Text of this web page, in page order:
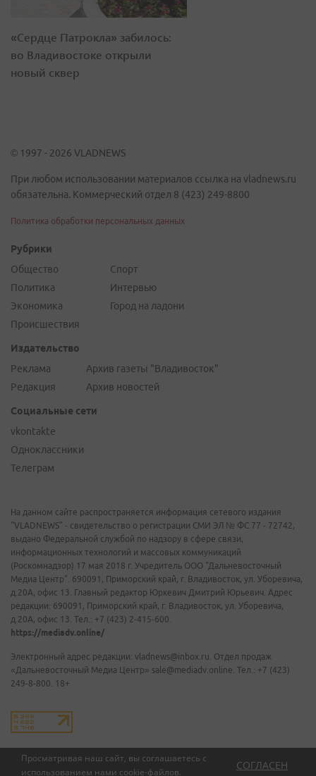
Просматривая наш сайт, вы соглашаетесь с
использованием нами cookie-файлов.
СОГЛАСЕН
«Сердце Патрокла» забилось:
во Владивостоке открыли
новый сквер
© 1997 - 2026 VLADNEWS
При любом использовании материалов ссылка на vladnews.ru
обязательна. Коммерческий отдел 8 (423) 249-8800
Политика обработки персональных данных
Рубрики
Общество
Политика
Экономика
Происшествия
Спорт
Интервью
Город на ладони
Издательство
Реклама
Редакция
Архив газеты "Владивосток"
Архив новостей
Социальные сети
vkontakte
Одноклассники
Телеграм
На данном сайте распространяется информация сетевого издания
"VLADNEWS" - свидетельство о регистрации СМИ ЭЛ № ФС 77 - 72742,
выдано Федеральной службой по надзору в сфере связи,
информационных технологий и массовых коммуникаций
(Роскомнадзор) 17 мая 2018 г. Учредитель ООО "Дальневосточный
Медиа Центр". 690091, Приморский край, г. Владивосток, ул. Уборевича,
д.20А, офис 13. Главный редактор Юркевич Дмитрий Юрьевич. Адрес
редакции: 690091, Приморский край, г. Владивосток, ул. Уборевича,
д.20А, офис 13. Тел.: +7 (423) 2-415-600.
https://mediadv.online/
Электронный адрес редакции: vladnews@inbox.ru. Отдел продаж
«Дальневосточный Медиа Центр» sale@mediadv.online. Тел.: +7 (423)
249-8-800. 18+